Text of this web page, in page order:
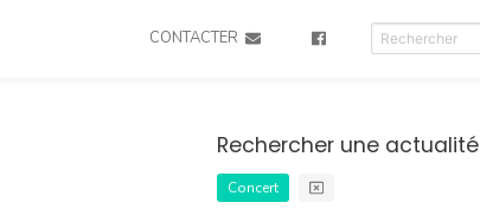
CONTACTER
Rechercher une actualité
Concert